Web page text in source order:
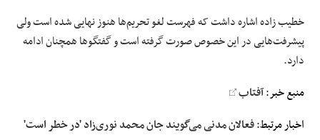
خطیب زاده اشاره داشت که فهرست لغو تحریم‌ها هنوز نهایی شده است ولی
پیشرفت‌هایی در این خصوص صورت گرفته است و گفتگوها همچنان ادامه
دارد.
منبع خبر:آفتاب
اخبار مرتبط:فعالان مدنی می‌گویند جان محمد نوری‌زاد 'در خطر است'